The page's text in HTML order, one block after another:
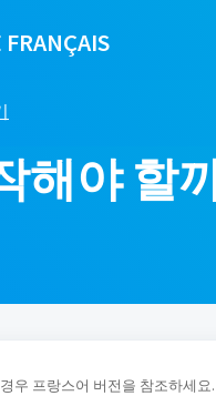
해야 할
우 프랑스어 버전을 참조하세요.